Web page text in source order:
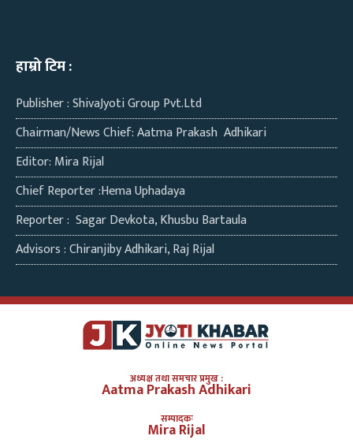
हाम्रो टिम :
Publisher : ShivaJyoti Group Pvt.Ltd
Chairman/News Chief: Aatma Prakash Adhikari
Editor: Mira Rijal
Chief Reporter :Hema Uphadaya
Reporter : Sagar Devkota, Khusbu Bartaula
Advisors : Chiranjiby Adhikari, Raj Rijal
अध्यक्ष तथा समचार प्रमुख :
Aatma Prakash Adhikari
सम्पादकः
Mira Rijal